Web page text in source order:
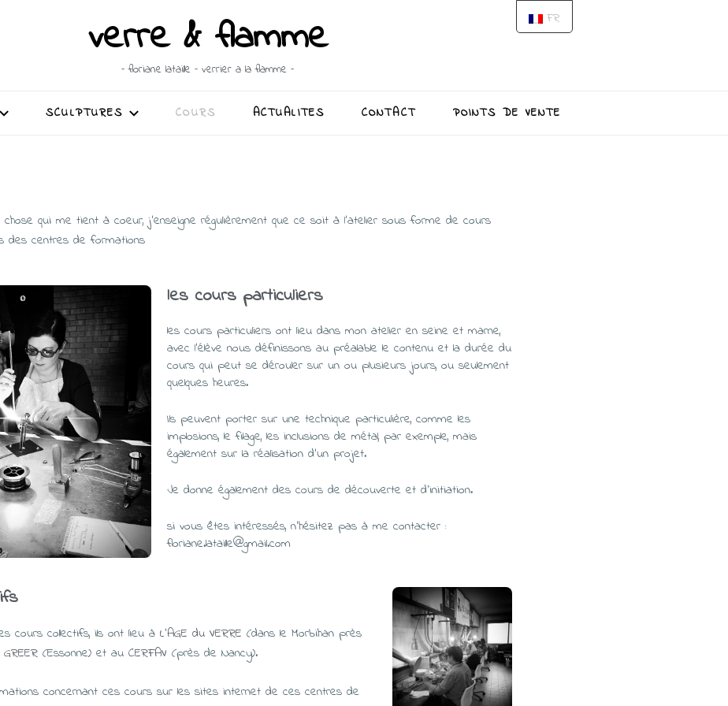
verre & flamme
– floriane lataille – verrier a la flamme –
SCULPTURES COURS ACTUALITES CONTACT POINTS DE VENTE
qui me tient à coeur, j’enseigne régulièrement que ce soit à l’atelier sous forme de cours
des centres de formations
les cours particuliers
les cours particuliers ont lieu dans mon atelier en seine et marne,
avec l’élève nous définissons au préalable le contenu et la durée du
cours qui peut se dérouler sur un ou plusieurs jours, ou seulement
quelques heures.
Ils peuvent porter sur une technique particulière, comme les
implosions, le filage, les inclusions de métal, par exemple, mais
également sur la réalisation d’un projet.
Je donne également des cours de découverte et d’initiation.
si vous êtes intéressés, n’hésitez pas à me contacter :
floriane.lataille@gmail.com
cours collectifs, ils ont lieu à L’AGE du VERRE (dans le Morbihan près
(Essonne) et au CERFAV (près de Nancy).
concernant ces cours sur les sites internet de ces centres de
FR